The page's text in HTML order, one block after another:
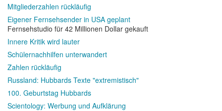
Mitgliederzahlen rückläufig
Eigener Fernsehsender in USA geplant
Fernsehstudio für 42 Millionen Dollar gekauft
Innere Kritik wird lauter
Schülernachhilfen unterwandert
Zahlen rückläufig
Russland: Hubbards Texte "extremistisch"
100. Geburtstag Hubbards
Scientology: Werbung und Aufklärung